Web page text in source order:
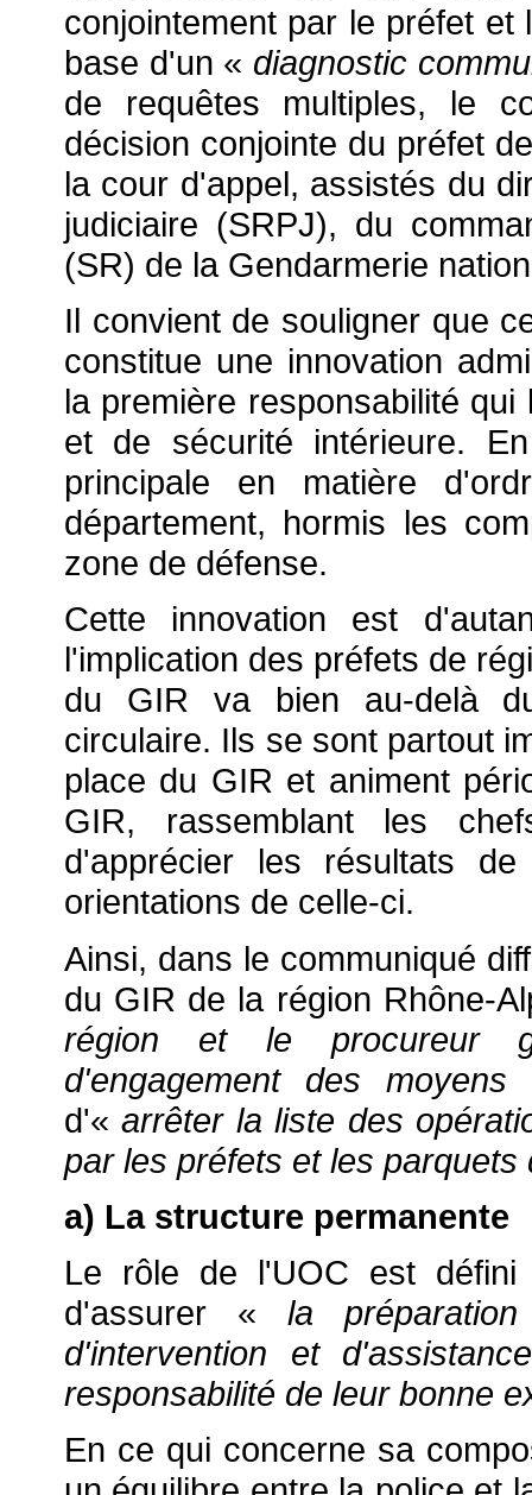
conjointement par le préfet
base d'un « diagnostic
de requêtes multiples, le
décision conjointe du préfet
la cour d'appel, assistés du
judiciaire (SRPJ), du
(SR) de la Gendarmerie
Il convient de souligner que
constitue une innovation
la première responsabilité
et de sécurité intérieure.
principale en matière
département, hormis les
zone de défense.
Cette innovation est
l'implication des préfets de
du GIR va bien au-delà
circulaire. Ils se sont partout
place du GIR et animent
GIR, rassemblant les
d'apprécier les résultats
orientations de celle-ci.
Ainsi, dans le communiqué
du GIR de la région Rhône-
région et le procureur
d'engagement des
d'«arrêter la liste des
par les préfets et les
a) La structure permanente
Le rôle de l'UOC est
d'assurer «la
d'intervention et d'assistance
responsabilité de leur bonne
En ce qui concerne sa